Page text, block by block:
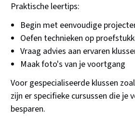
Praktische leertips:
Begin met eenvoudige
Oefen technieken op
Vraag advies aan ervaren
Maak foto's van je voortgang
Voor gespecialiseerde klussen
zijn er specifieke cursussen die je
besparen.